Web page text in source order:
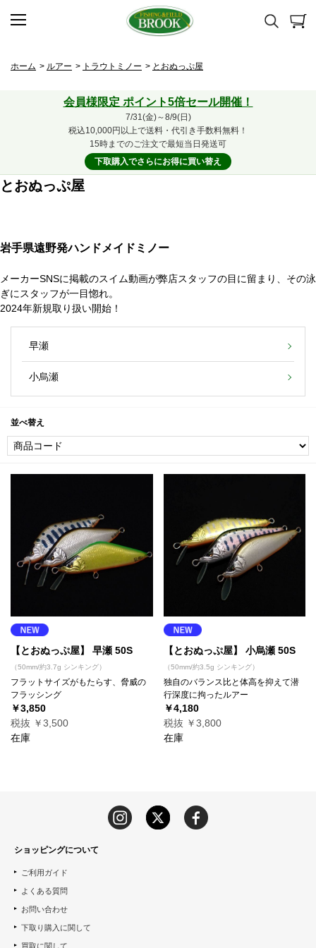
ホーム > ルアー > トラウトミノー > とおぬっぷ屋
会員様限定 ポイント5倍セール開催！
7/31(金)～8/9(日)
税込10,000円以上で送料・代引き手数料無料！
15時までのご注文で最短当日発送可
下取購入でさらにお得に買い替え
とおぬっぷ屋
岩手県遠野発ハンドメイドミノー
メーカーSNSに掲載のスイム動画が弊店スタッフの目に留まり、その泳
ぎにスタッフが一目惚れ。
2024年新規取り扱い開始！
早瀬
小烏瀬
並べ替え
【とおぬっぷ屋】 早瀬 50S
（50mm/約3.7g シンキング）
フラットサイズがもたらす、脅威の
フラッシング
￥3,850
税抜 ￥3,500
在庫
【とおぬっぷ屋】 小烏瀬 50S
（50mm/約3.5g シンキング）
独自のバランス比と体高を抑えて潜
行深度に拘ったルアー
￥4,180
税抜 ￥3,800
在庫
ショッピングについて
ご利用ガイド
よくある質問
お問い合わせ
下取り購入に関して
買取に関して